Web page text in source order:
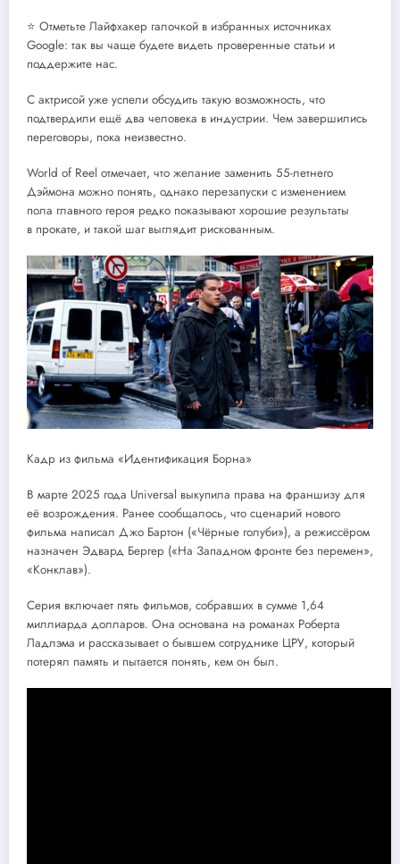
⭐ Отметьте Лайфхакер галочкой в избранных источниках
Google: так вы чаще будете видеть проверенные статьи и
поддержите нас.
С актрисой уже успели обсудить такую возможность, что
подтвердили ещё два человека в индустрии. Чем завершились
переговоры, пока неизвестно.
World of Reel отмечает, что желание заменить 55-летнего
Дэймона можно понять, однако перезапуски с изменением
пола главного героя редко показывают хорошие результаты
в прокате, и такой шаг выглядит рискованным.
Кадр из фильма «Идентификация Борна»
В марте 2025 года Universal выкупила права на франшизу для
её возрождения. Ранее сообщалось, что сценарий нового
фильма написал Джо Бартон («Чёрные голуби»), а режиссёром
назначен Эдвард Бергер («На Западном фронте без перемен»,
«Конклав»).
Серия включает пять фильмов, собравших в сумме 1,64
миллиарда долларов. Она основана на романах Роберта
Ладлэма и рассказывает о бывшем сотруднике ЦРУ, который
потерял память и пытается понять, кем он был.